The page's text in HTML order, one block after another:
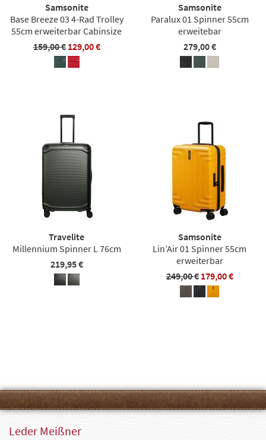
Samsonite
Base Breeze 03 4-Rad Trolley
55cm erweiterbar Cabinsize
159,00 € 129,00 €
Samsonite
Paralux 01 Spinner 55cm
erweitebar
279,00 €
Travelite
Millennium Spinner L 76cm
219,95 €
Samsonite
Lin’Air 01 Spinner 55cm
erweiterbar
249,00 € 179,00 €
Leder Meißner